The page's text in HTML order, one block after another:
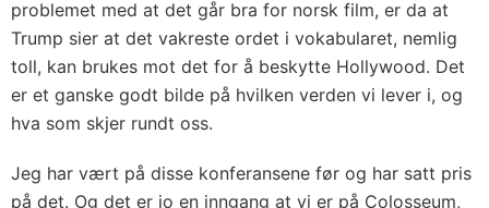
problemet med at det går bra for norsk film, er da at
Trump sier at det vakreste ordet i vokabularet, nemlig
toll, kan brukes mot det for å beskytte Hollywood. Det
er et ganske godt bilde på hvilken verden vi lever i, og
hva som skjer rundt oss.
Jeg har vært på disse konferansene før og har satt pris
på det. Og det er jo en inngang at vi er på Colosseum,